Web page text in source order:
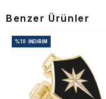
Benzer Ürünler
%10 İNDIRIM